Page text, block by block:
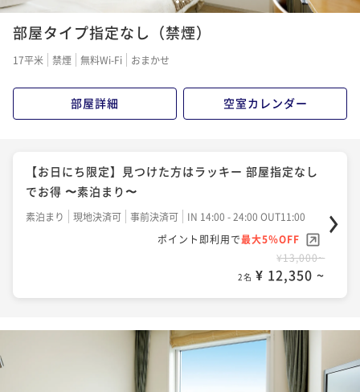
朝食付き 現地決済可 事前決済可
IN 14:00 - 24:00 OUT11:00
2名 ¥ 16,720 ~
金プラン
朝食付き 現地決済可 事前決済可
ポイント即利用で最大5％OFF
¥19,100~
¥ 18,145 ~
部屋タイプ指定なし（禁煙）
17平米 禁煙 無料Wi-Fi おまかせ
部屋詳細 空室カレンダー
【お日にち限定】見つけた方はラッキー 部屋指定なし
でお得 〜素泊まり〜
素泊まり 現地決済可 事前決済可
IN 14:00 - 24:00 OUT11:00
ポイント即利用で最大5％OFF
¥13,000~
2名 ¥ 12,350 ~